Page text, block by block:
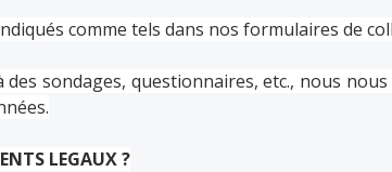
comme tels dans nos formulaires de
sondages, questionnaires, etc., nous
LEGAUX ?